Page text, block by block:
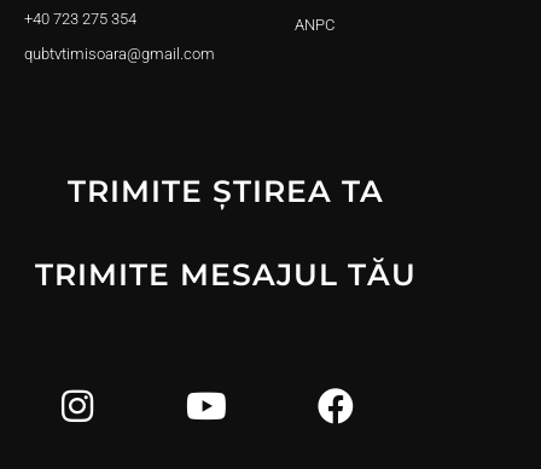
+40 723 275 354
qubtvtimisoara@gmail.com
ANPC
TRIMITE ȘTIREA TA
TRIMITE MESAJUL TĂU